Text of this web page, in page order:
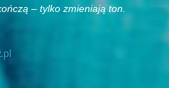
– tylko zmieniają ton.